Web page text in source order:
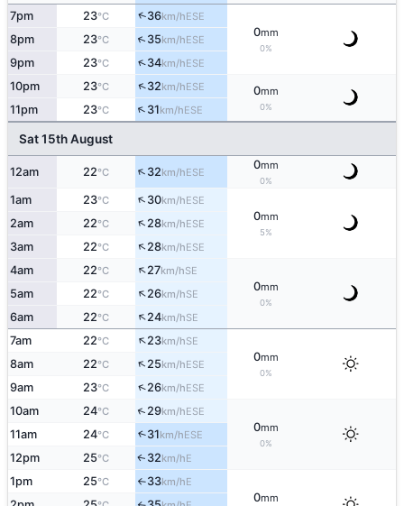
7pm 23°C ↑36km/hESE
0mm
0%
8pm 23°C ↑35km/hESE
9pm 23°C ↑34km/hESE
10pm 23°C ↑32km/hESE 0mm
0%
11pm 23°C ↑31km/hESE
Sat 15th August
12am 22°C ↑32km/hESE
0mm
0%
1am 23°C ↑30km/hESE
0mm
5%
2am 22°C ↑28km/hESE
3am 22°C ↑28km/hESE
4am 22°C ↑27km/hSE
0mm
0%
5am 22°C ↑26km/hSE
6am 22°C ↑24km/hSE
7am 22°C ↑23km/hSE
0mm
0%
8am 22°C ↑25km/hESE
9am 23°C ↑26km/hESE
10am 24°C ↑29km/hESE
0mm
0%
11am 24°C ↑31km/hESE
12pm 25°C ↑32km/hE
1pm 25°C ↑33km/hE
0mm